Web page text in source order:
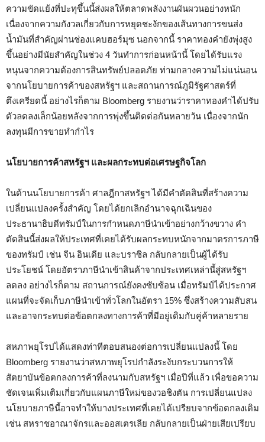
ความขัดแย้งที่ปะทุขึ้นนี้ส่งผลให้ตลาดพลังงานผันผวนอย่างหนัก
เนื่องจากความกังวลเกี่ยวกับการหยุดชะงักของเส้นทางการขนส่ง
น้ำมันที่สำคัญผ่านช่องแคบฮอร์มุซ นอกจากนี้ ราคาทองคำยังพุ่งสูง
ขึ้นอย่างมีนัยสำคัญในช่วง 4 วันทำการก่อนหน้านี้ โดยได้รับแรง
หนุนจากความต้องการสินทรัพย์ปลอดภัย ท่ามกลางความไม่แน่นอน
จากนโยบายการค้าของสหรัฐฯ และสถานการณ์ภูมิรัฐศาสตร์ที่
ตึงเครียดนี้ อย่างไรก็ตาม Bloomberg รายงานว่าราคาทองคำได้ปรับ
ตัวลดลงเล็กน้อยหลังจากการพุ่งขึ้นติดต่อกันหลายวัน เนื่องจากนัก
ลงทุนมีการขายทำกำไร
นโยบายการค้าสหรัฐฯ และผลกระทบต่อเศรษฐกิจโลก
ในด้านนโยบายการค้า ศาลฎีกาสหรัฐฯ ได้มีคำตัดสินที่สร้างความ
เปลี่ยนแปลงครั้งสำคัญ โดยได้ยกเลิกอำนาจฉุกเฉินของ
ประธานาธิบดีทรัมป์ในการกำหนดภาษีนำเข้าอย่างกว้างขวาง คำ
ตัดสินนี้ส่งผลให้ประเทศที่เคยได้รับผลกระทบหนักจากมาตรการภาษี
ของทรัมป์ เช่น จีน อินเดีย และบราซิล กลับกลายเป็นผู้ได้รับ
ประโยชน์ โดยอัตราภาษีนำเข้าสินค้าจากประเทศเหล่านี้สู่สหรัฐฯ
ลดลง อย่างไรก็ตาม สถานการณ์ยังคงซับซ้อน เมื่อทรัมป์ได้ประกาศ
แผนที่จะจัดเก็บภาษีนำเข้าทั่วโลกในอัตรา 15% ซึ่งสร้างความสับสน
และอาจกระทบต่อข้อตกลงทางการค้าที่มีอยู่เดิมกับคู่ค้าหลายราย
สหภาพยุโรปได้แสดงท่าทีตอบสนองต่อการเปลี่ยนแปลงนี้ โดย
Bloomberg รายงานว่าสหภาพยุโรปกำลังระงับกระบวนการให้
สัตยาบันข้อตกลงการค้าที่ลงนามกับสหรัฐฯ เมื่อปีที่แล้ว เพื่อขอความ
ชัดเจนเพิ่มเติมเกี่ยวกับแผนภาษีใหม่ของวอชิงตัน การเปลี่ยนแปลง
นโยบายภาษีนี้อาจทำให้บางประเทศที่เคยได้เปรียบจากข้อตกลงเดิม
เช่น สหราชอาณาจักรและออสเตรเลีย กลับกลายเป็นฝ่ายเสียเปรียบ